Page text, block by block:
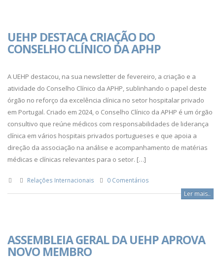
UEHP DESTACA CRIAÇÃO DO
CONSELHO CLÍNICO DA APHP
A UEHP destacou, na sua newsletter de fevereiro, a criação e a
atividade do Conselho Clínico da APHP, sublinhando o papel deste
órgão no reforço da excelência clínica no setor hospitalar privado
em Portugal. Criado em 2024, o Conselho Clínico da APHP é um órgão
consultivo que reúne médicos com responsabilidades de liderança
clínica em vários hospitais privados portugueses e que apoia a
direção da associação na análise e acompanhamento de matérias
médicas e clínicas relevantes para o setor. […]
Relações Internacionais 0 Comentários
Ler mais..
ASSEMBLEIA GERAL DA UEHP APROVA
NOVO MEMBRO